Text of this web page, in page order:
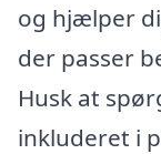
og hjælper
der passer
Husk at
inkluderet i